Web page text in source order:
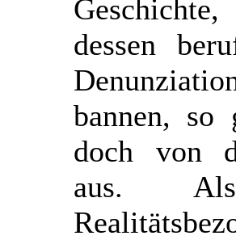
dessen
bannen, so
doch von
aus.